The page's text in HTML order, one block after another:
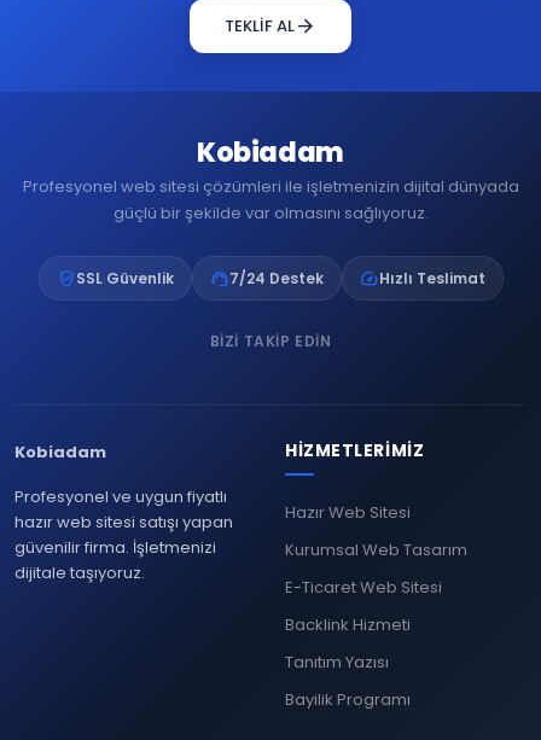
TEKLİF ALarrow_forward
Kobiadam
Profesyonel web sitesi çözümleri ile işletmenizin dijital dünyada
güçlü bir şekilde var olmasını sağlıyoruz.
verified_userSSL Güvenlik support_agent7/24 Destek speedHızlı Teslimat
BIZI TAKIP EDIN
Kobiadam
Profesyonel ve uygun fiyatlı
hazır web sitesi satışı yapan
güvenilir firma. İşletmenizi
dijitale taşıyoruz.
HIZMETLERIMIZ
Hazır Web Sitesi
Kurumsal Web Tasarım
E-Ticaret Web Sitesi
Backlink Hizmeti
Tanıtım Yazısı
Bayilik Programı